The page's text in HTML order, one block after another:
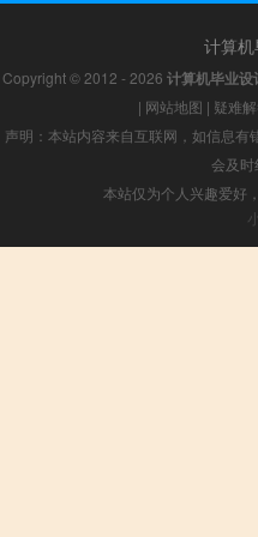
计算
Copyright © 2012 - 2026 计算机毕业设
| 网站地图 | 疑难
声明：本站内容来自互联网，如信息
会及
本站仅为个人兴趣爱好